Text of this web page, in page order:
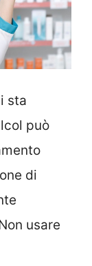
sta
può
di
usare